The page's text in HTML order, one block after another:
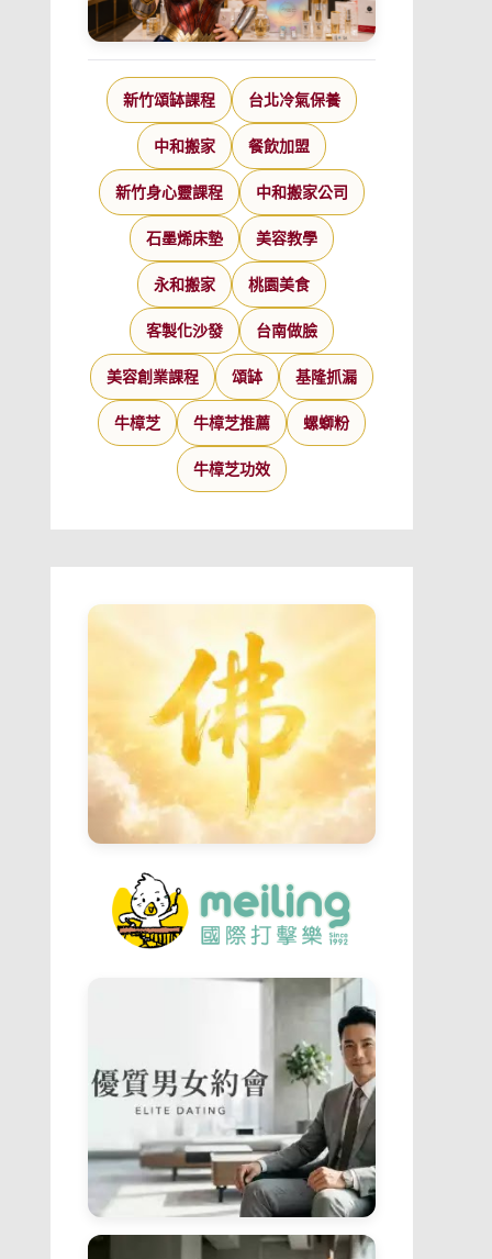
新竹頌缽課程 台北冷氣保養
中和搬家 餐飲加盟
新竹身心靈課程 中和搬家公司
石墨烯床墊 美容教學
永和搬家 桃園美食
客製化沙發 台南做臉
美容創業課程 頌缽 基隆抓漏
牛樟芝 牛樟芝推薦 螺螄粉
牛樟芝功效